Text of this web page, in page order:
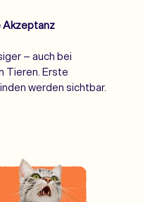
Akzeptanz
– auch bei
Tieren. Erste
werden sichtbar.